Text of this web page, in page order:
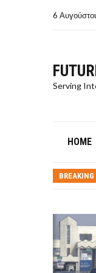
6
Serving
HOME
BREAKING